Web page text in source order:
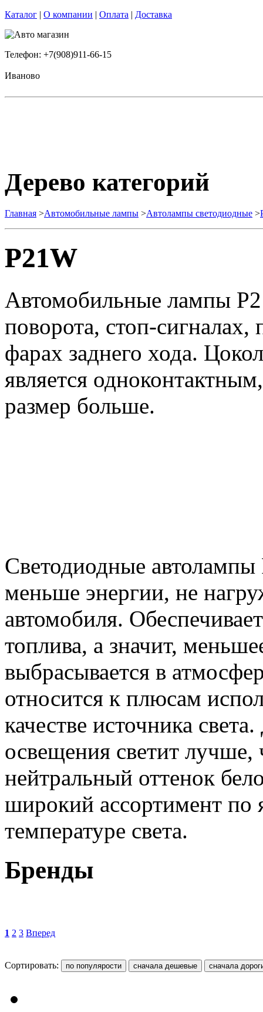
Каталог | О компании | Оплата | Доставка
Телефон: +7(908)911-66-15
Иваново
Дерево категорий
Главная >Автомобильные лампы >Автолампы светодиодные >
P21W
Автомобильные лампы
поворота, стоп-
фарах заднего хода.
является
размер больше.
Светодиодные автолампы
меньше энергии, не
автомобиля.
топлива, а значит,
выбрасывается в
относится к плюсам
качестве источника
освещения светит лучше,
нейтральный оттенок
широкий ассортимент по
температуре света.
Бренды
1 2 3 Вперед
Сортировать: